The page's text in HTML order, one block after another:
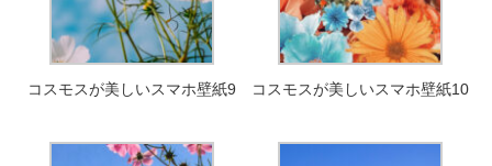
コスモスが美しいスマホ壁紙9 コスモスが美しいスマホ壁紙10